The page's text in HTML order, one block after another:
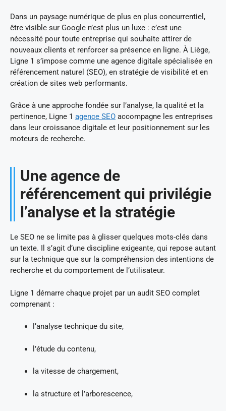
Dans un paysage numérique de plus en plus concurrentiel,
être visible sur Google n’est plus un luxe : c’est une
nécessité pour toute entreprise qui souhaite attirer de
nouveaux clients et renforcer sa présence en ligne. À Liège,
Ligne 1 s’impose comme une agence digitale spécialisée en
référencement naturel (SEO), en stratégie de visibilité et en
création de sites web performants.
Grâce à une approche fondée sur l’analyse, la qualité et la
pertinence, Ligne 1 agence SEO accompagne les entreprises
dans leur croissance digitale et leur positionnement sur les
moteurs de recherche.
Une agence de
référencement qui privilégie
l’analyse et la stratégie
Le SEO ne se limite pas à glisser quelques mots-clés dans
un texte. Il s’agit d’une discipline exigeante, qui repose autant
sur la technique que sur la compréhension des intentions de
recherche et du comportement de l’utilisateur.
Ligne 1 démarre chaque projet par un audit SEO complet
comprenant :
l’analyse technique du site,
l’étude du contenu,
la vitesse de chargement,
la structure et l’arborescence,